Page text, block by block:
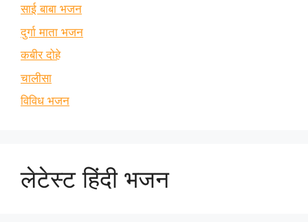
साई बाबा भजन
दुर्गा माता भजन
कबीर दोहे
चालीसा
विविध भजन
लेटेस्ट हिंदी भजन